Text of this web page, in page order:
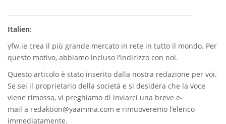
Italien:
yfw.ie crea il più grande mercato in rete in tutto il mondo. Per
questo motivo, abbiamo incluso l’indirizzo con noi.
Questo articolo è stato inserito dalla nostra redazione per voi.
Se sei il proprietario della società e si desidera che la voce
viene rimossa, vi preghiamo di inviarci una breve e-
mail a redaktion@yaamma.com e rimuoveremo l’elenco
immediatamente.